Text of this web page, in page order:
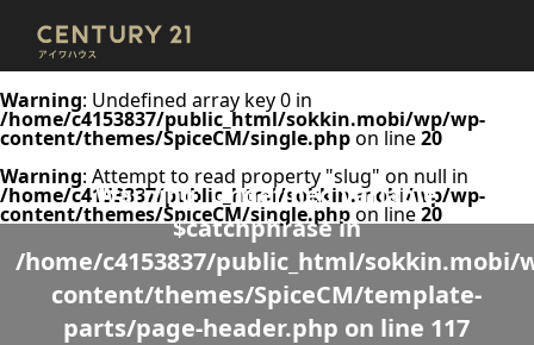
Warning: Undefined array key 0 in
/home/c4153837/public_html/sokkin.mobi/wp/wp-
content/themes/SpiceCM/single.phpon line20
Warning: Attempt to read property "slug" on null in
/home/c4153837/public_html/sokkin.mobi/wp/wp-
content/themes/SpiceCM/single.phpon line20
Warning: Undefined variable
$catchphrase in
/home/c4153837/public_html/sokkin.mobi/
content/themes/SpiceCM/template-
parts/page-header.php on line 117